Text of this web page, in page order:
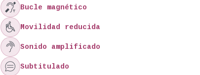
 Bucle magnético
 Movilidad reducida
 Sonido amplificado
 Subtitulado